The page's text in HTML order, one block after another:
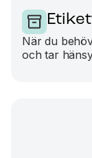
När du
och tar